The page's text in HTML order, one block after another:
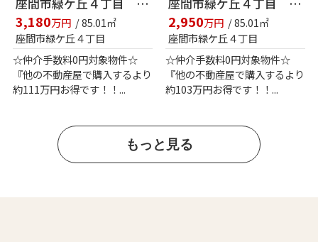
座間市緑ケ丘４丁目 売地 全5区画【仲介手数料無料】
3,180万円 / 85.01㎡
座間市緑ケ丘４丁目
☆仲介手数料0円対象物件☆
『他の不動産屋で購入するより
約111万円お得です！！...
座間市緑ケ丘４丁目 売地 全5区画【仲介手数料無料】
2,950万円 / 85.01㎡
座間市緑ケ丘４丁目
☆仲介手数料0円対象物件☆
『他の不動産屋で購入するより
約103万円お得です！！...
もっと見る